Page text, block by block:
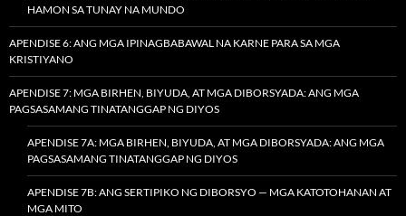
HAMON SA TUNAY NA MUNDO
APENDISE 6: ANG MGA IPINAGBABAWAL NA KARNE PARA SA MGA
KRISTIYANO
APENDISE 7: MGA BIRHEN, BIYUDA, AT MGA DIBORSYADA: ANG MGA
PAGSASAMANG TINATANGGAP NG DIYOS
APENDISE 7A: MGA BIRHEN, BIYUDA, AT MGA DIBORSYADA: ANG MGA
PAGSASAMANG TINATANGGAP NG DIYOS
APENDISE 7B: ANG SERTIPIKO NG DIBORSYO — MGA KATOTOHANAN AT
MGA MITO